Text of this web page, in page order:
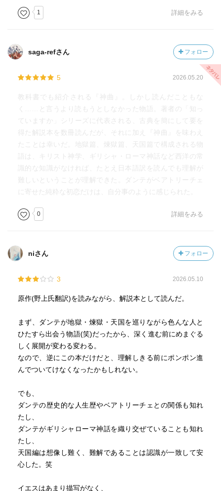
地獄の官吏にミダス王、怪物ゲリュオンはダンテとウェル
ギリウスを乗せ、ケンタウルスもなんかお仕事がある？ミ
メドゥーサなどの怪物も地獄に封じられ、ギリシャ古典の
イヤソンやオデュッセイアたちの名前も見られる。
【煉獄】
地獄へ行くほどの罪ではないが、天国直行ほどではない者
たちは、煉獄で罪を悔い改める。出入り口にいるのは、古
代ローマ時代の政治家小カトー。彼はカエサルとの対立に
敗れて自殺している。だが地獄生きではない。あの世で
も、この世の功績によって少しは情状酌量があるのか？
煉獄の成り立ちは、まず死者は船に乗って煉獄山の麓に着
く。第一の丘、第二の丘、ペテロの門をくぐって第一層か
ら第七層まで上がり、楽園にたどり着く。煉獄山は大変険
しいのだが、罪が贖われれば気持ちが楽になり坂も楽にな
る。ダンテは天使による罪を表す「Ｐ」の七つの刻印を押
され、層を上がるたびにその罪が贖われると刻印が消えて
そして煉獄には大気があり、太陽や星が出て、昼と夜があ
る。
第四層から第六層は、人間の物欲的欲求が強すぎて生じた
第七層は愛欲の罪。
体が揺れるらしい。しかしダンテが会った死者たちは「自
分の敵は苦しめばいい」と言ったりして、現世の恨みを捨
てられない者も多い。
そして七つの罪を贖ったら地上楽園へ。ダンテはウェルギ
リウス先生と別れ（寂しい〜）、ベアトリーチェと再会す
ってからは15年くらい？）。
❐昼と夜
太陽と星があるので、昼と夜がある。現世での時間の経ち
方とは違うっぽいが。夜になると誘惑者である蛇が現れ天
使と対峙する。煉獄でもしも蛇に負けたら、煉獄やり直し
なのかな。ダンテが見た夜空の三つの星は「希望、信じ
は…
・カウシス（同じくカエサル暗殺者）
なるほどね〜
◎煉獄篇
煉獄とは…
カトリックにおいて、「天国の喜びにあずかるために必要
な聖性を得るように浄化（清め）の苦しみを受ける人々の
状態」（Wikipedia抜粋）
天国と地獄の間って感じかな
ここでの煉獄は二つの丘と七つの層から成り、
「相当に立派な人物でもいきなり天国へ入れるわけではな
煉獄ではダンテの知り合いや親族なんかもよく登場するよ
とやたら声をかけられるから
現世にいろいろな思いを残してきており、現世に近いとい
神の情状酌量もケースバイケース
煉獄篇はもちろん地獄篇からすればかなりソフト
罪の鞭は愛で編まれていたり、瞼が縫い閉じられていた
り、飢餓、火あぶり…くらい
また地獄と煉獄の違いは、
煉獄→苦しみが浄化のプロセスとして喜ばしい
なので同じ炎に包まれても煉獄では清いものの憧れを歌い
ながら焼かれるとの事（精神面はそうだけど、焼かれるの
は誰しもぜったい嫌だぞ）
ここでもキリスト教教訓がいくつか出てくる
地上の思考でものを考えるな…神の元では愛は増大し続け
とか愛の哲学とは…
1 詳細をみる
saga-refさん フォロー
5 2026.05.20
教科書でも紹介される『神曲』。しかし読んだこともな
く……と言うより読もうとしなかった物語。著者の「知っ
ていますか」シリーズに代表される、古典を簡にして要を
得た解説本を数冊読んだが、それに加え『神曲』を味わえ
たことは幸いだ。地獄篇、煉獄篇、天国篇で構成される物
語は、キリスト神学、ギリシャ・ローマ神話など西洋の常
識的な知識がなければ、たとえ日本語訳を読んでも理解が
難しいということが理解できた。ダンテがベアトリーチェ
に寄せた純粋な初恋だけは、自分事のように感じられた。
0 詳細をみる
niさん フォロー
3 2026.05.10
原作(野上氏翻訳)を読みながら、解説本として読んだ。
まず、ダンテが地獄・煉獄・天国を巡りながら色んな人と
ひたすら出会う物語(笑)だったから、深く進む前にめまぐる
しく展開が変わる変わる。
なので、逆にこの本だけだと、理解しきる前にポンポン進
んでついてけなくなったかもしれない。
でも、
ダンテの歴史的な人生歴やベアトリーチェとの関係も知れ
たし、
ダンテがギリシャローマ神話を織り交ぜていることも知れ
たし、
天国編は想像し難く、難解であることは認識が一致して安
心した。笑
イエスはあまり描写がなく、